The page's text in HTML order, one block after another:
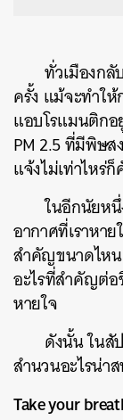
ทั่วเมืองก
ครั้ง แม้จะทำใ
แอบโรแมนติก
PM 2.5 ที่มีพิษส
แจ้งไม่เท่าไหร่
ในอีกนัยหนึ่
อากาศที่เราหา
สำคัญขนาดไหน
อะไรที่สำคัญต่อ
หายใจ
ดังนั้น ในสั
สำนวนอะไรน่า
Take your